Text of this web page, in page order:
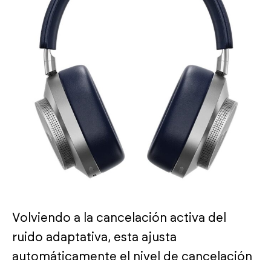
Volviendo a la cancelación activa del
ruido adaptativa, esta ajusta
automáticamente el nivel de cancelación